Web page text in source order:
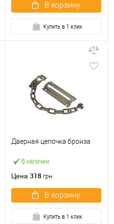
В корзину
Купить в 1 клик
В наличии
Дверная цепочка бронза
Цена 318 грн.
В корзину
Купить в 1 клик